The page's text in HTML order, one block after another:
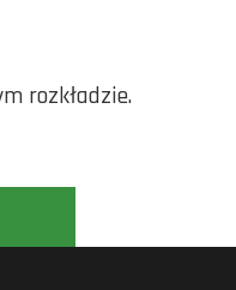
rozkładzie.